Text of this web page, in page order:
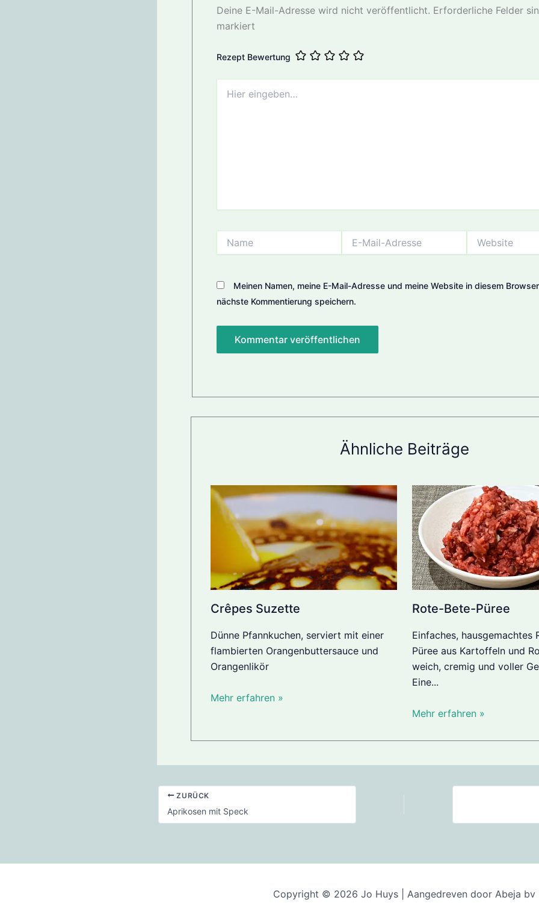
Deine E-Mail-Adresse wird nicht veröffentlicht. Erforderliche Felder
markiert
Rezept Bewertung
eingeben…
Mail-
Meinen Namen, meine E-Mail-Adresse und meine Website in diesem
nächste Kommentierung speichern.
Ähnliche Beiträge
Crêpes Suzette
Dünne Pfannkuchen, serviert mit einer
flambierten Orangenbuttersauce und
Orangenlikör
Mehr erfahren »
Rote-Bete-Püree
Einfaches, hausgemachtes
Püree aus Kartoffeln und
weich, cremig und voller
Eine...
Mehr erfahren »
ZURÜCK
Aprikosen mit Speck
Copyright © 2026 Jo Huys | Aangedreven door Abeja bv